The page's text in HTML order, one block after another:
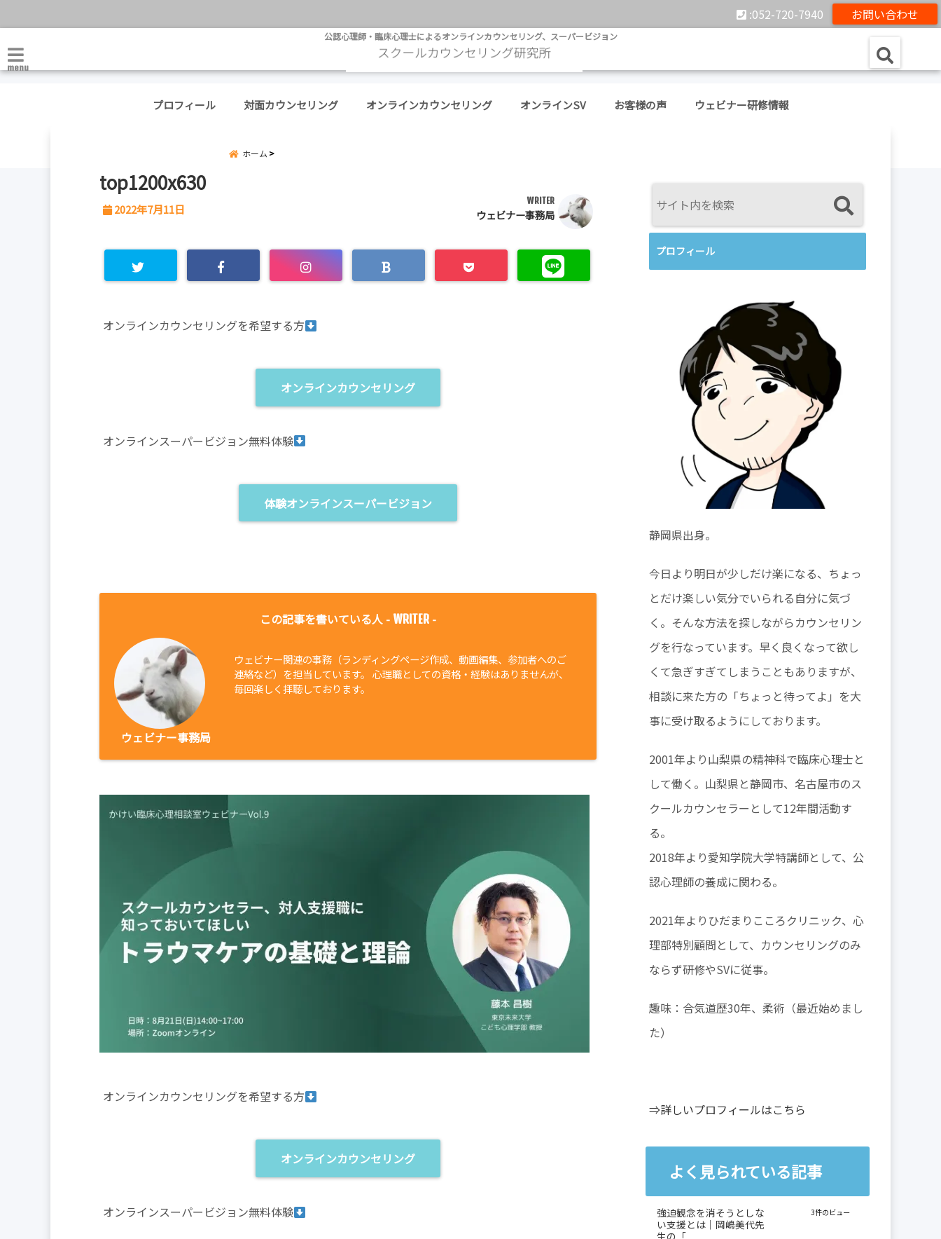
お問い合わせ
:052-720-7940
公認心理師・臨床心理士によるオンラインカウンセリング、スーパービジョン
menu
プロフィール 対面カウンセリング オンラインカウンセリング オンラインSV お客様の声 ウェビナー研修情報
ホーム
top1200x630
2022年7月11日
WRITER
ウェビナー事務局
オンラインカウンセリングを希望する方
オンラインカウンセリング
オンラインスーパービジョン無料体験
体験オンラインスーパービジョン
この記事を書いている人 - WRITER -
ウェビナー事務局
ウェビナー関連の事務（ランディングページ作成、動画編集、参加者へのご
連絡など）を担当しています。 心理職としての資格・経験はありませんが、
毎回楽しく拝聴しております。
オンラインカウンセリングを希望する方
オンラインカウンセリング
オンラインスーパービジョン無料体験
プロフィール
静岡県出身。
今日より明日が少しだけ楽になる、ちょっ
とだけ楽しい気分でいられる自分に気づ
く。そんな方法を探しながらカウンセリン
グを行なっています。早く良くなって欲し
くて急ぎすぎてしまうこともありますが、
相談に来た方の「ちょっと待ってよ」を大
事に受け取るようにしております。
2001年より山梨県の精神科で臨床心理士と
して働く。山梨県と静岡市、名古屋市のス
クールカウンセラーとして12年間活動す
る。
2018年より愛知学院大学特講師として、公
認心理師の養成に関わる。
2021年よりひだまりこころクリニック、心
理部特別顧問として、カウンセリングのみ
ならず研修やSVに従事。
趣味：合気道歴30年、柔術（最近始めまし
た）
⇒詳しいプロフィールはこちら
よく見られている記事
強迫観念を消そうとしな
い支援とは｜岡嶋美代先
3件のビュー